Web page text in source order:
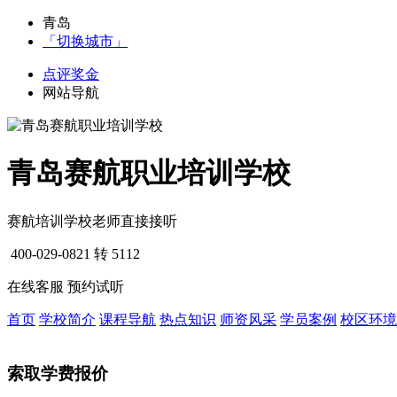
青岛
「切换城市」
点评奖金
网站导航
青岛赛航职业培训学校
赛航培训学校老师直接接听
400-029-0821 转 5112
在线客服 预约试听
首页 学校简介 课程导航 热点知识 师资风采 学员案例 校区环境
索取学费报价